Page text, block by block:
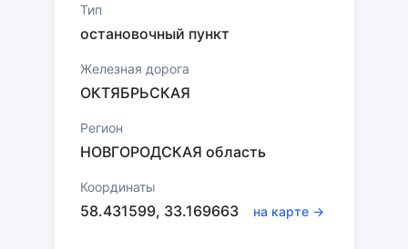
Тип
остановочный пункт
Железная дорога
ОКТЯБРЬСКАЯ
Регион
НОВГОРОДСКАЯ область
Координаты
58.431599, 33.169663 на карте →